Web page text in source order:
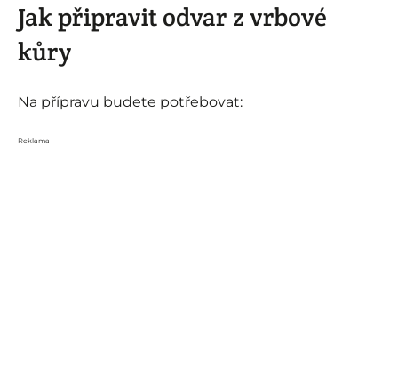
Jak připravit odvar z vrbové
kůry
Na přípravu budete potřebovat:
Reklama